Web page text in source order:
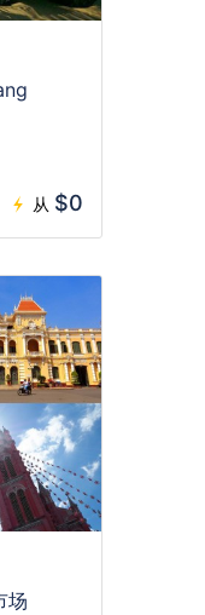
从 $0
场